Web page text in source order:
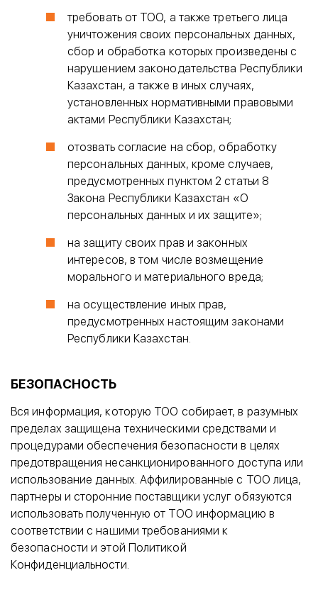
требовать от ТОО, а также третьего лица
уничтожения своих персональных данных,
сбор и обработка которых произведены с
нарушением законодательства Республики
Казахстан, а также в иных случаях,
установленных нормативными правовыми
актами Республики Казахстан;
отозвать согласие на сбор, обработку
персональных данных, кроме случаев,
предусмотренных пунктом 2 статьи 8
Закона Республики Казахстан «О
персональных данных и их защите»;
на защиту своих прав и законных
интересов, в том числе возмещение
морального и материального вреда;
на осуществление иных прав,
предусмотренных настоящим законами
Республики Казахстан.
БЕЗОПАСНОСТЬ
Вся информация, которую ТОО собирает, в разумных
пределах защищена техническими средствами и
процедурами обеспечения безопасности в целях
предотвращения несанкционированного доступа или
использование данных. Аффилированные с ТОО лица,
партнеры и сторонние поставщики услуг обязуются
использовать полученную от ТОО информацию в
соответствии с нашими требованиями к
безопасности и этой Политикой
Конфиденциальности.